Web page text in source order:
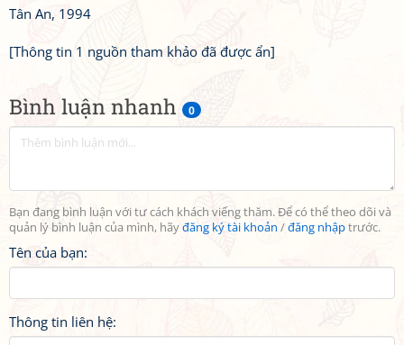
Bình luận nhanh 0
Bạn đang bình luận với tư cách khách viếng thăm. Để có thể theo dõi và
quản lý bình luận của mình, hãyđăng ký tài khoản /đăng nhậptrước.
Tên của bạn:
Thông tin liên hệ:
Tân An, 1994
[Thông tin 1 nguồn tham khảo đã được ẩn]